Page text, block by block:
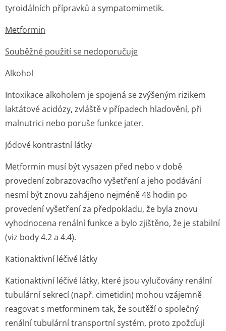
tyroidálních přípravků a sympatomimetik.
Metformin
Souběžné použití se nedoporučuje
Alkohol
Intoxikace alkoholem je spojená se zvýšeným rizikem
laktátové acidózy, zvláště v případech hladovění, při
malnutrici nebo poruše funkce jater.
Jódové kontrastní látky
Metformin musí být vysazen před nebo v době
provedení zobrazovacího vyšetření a jeho podávání
nesmí být znovu zahájeno nejméně 48 hodin po
provedení vyšetření za předpokladu, že byla znovu
vyhodnocena renální funkce a bylo zjištěno, že je stabilní
(viz body 4.2 a 4.4).
Kationaktivní léčivé látky
Kationaktivní léčivé látky, které jsou vylučovány renální
tubulární sekrecí (např. cimetidin) mohou vzájemně
reagovat s metforminem tak, že soutěží o společný
renální tubulární transportní systém, proto zpožďují